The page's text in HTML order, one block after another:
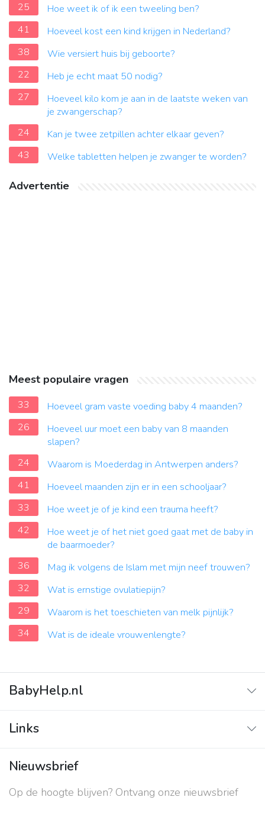
25
Hoe weet ik of ik een tweeling ben?
41
Hoeveel kost een kind krijgen in Nederland?
38
Wie versiert huis bij geboorte?
22
Heb je echt maat 50 nodig?
27
Hoeveel kilo kom je aan in de laatste weken van
je zwangerschap?
24
Kan je twee zetpillen achter elkaar geven?
43
Welke tabletten helpen je zwanger te worden?
Advertentie
Meest populaire vragen
33
Hoeveel gram vaste voeding baby 4 maanden?
26
Hoeveel uur moet een baby van 8 maanden
slapen?
24
Waarom is Moederdag in Antwerpen anders?
41
Hoeveel maanden zijn er in een schooljaar?
33
Hoe weet je of je kind een trauma heeft?
42
Hoe weet je of het niet goed gaat met de baby in
de baarmoeder?
36
Mag ik volgens de Islam met mijn neef trouwen?
32
Wat is ernstige ovulatiepijn?
29
Waarom is het toeschieten van melk pijnlijk?
34
Wat is de ideale vrouwenlengte?
BabyHelp.nl
Vraag & Antwoord
Links
Contact
Over ons
Nieuwsbrief
Op de hoogte blijven? Ontvang onze nieuwsbrief